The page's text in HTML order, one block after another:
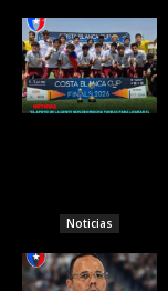
Noticias